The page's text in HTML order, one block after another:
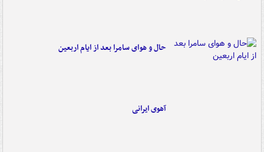
حال و هوای سامرا بعد از ایام اربعین
آهوی ایرانی